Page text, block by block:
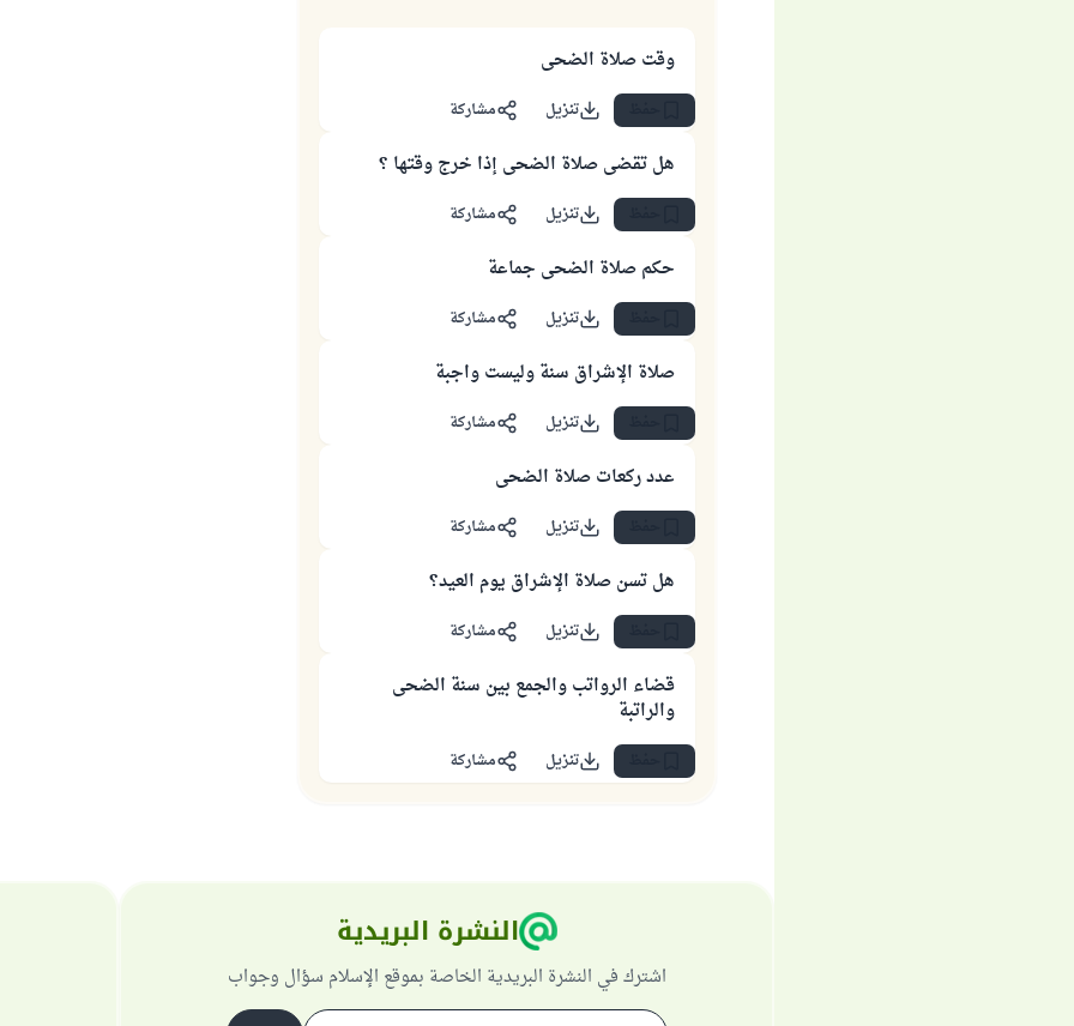
وقت صلاة الضحى
تنزيل مشاركة
هل تقضى صلاة الضحى إذا خرج وقتها ؟
تنزيل مشاركة
حكم صلاة الضحى جماعة
تنزيل مشاركة
صلاة الإشراق سنة وليست واجبة
تنزيل مشاركة
عدد ركعات صلاة الضحى
تنزيل مشاركة
هل تسن صلاة الإشراق يوم العيد؟
تنزيل مشاركة
قضاء الرواتب والجمع بين سنة الضحى
والراتبة
تنزيل مشاركة
النشرة البريدية
اشترك في النشرة البريدية الخاصة بموقع الإسلام سؤال وجواب